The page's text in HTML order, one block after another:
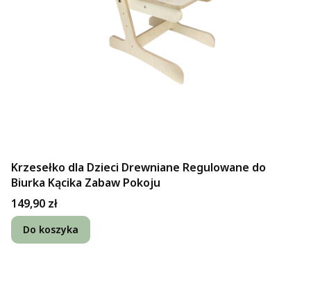
Krzesełko dla Dzieci Drewniane Regulowane do
Biurka Kącika Zabaw Pokoju
Cena
149,90 zł
Do koszyka